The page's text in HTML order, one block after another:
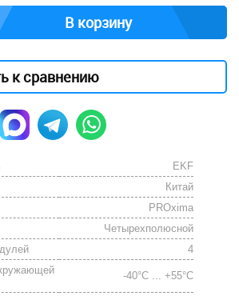
В корзину
к сравнению
EKF
Китай
PROxima
Четырехполюсной
4
-40°C ... +55°C